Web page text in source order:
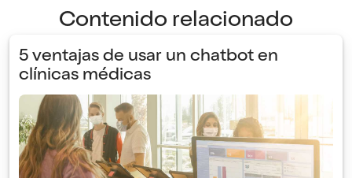
Contenido relacionado
5 ventajas de usar un chatbot en
clínicas médicas